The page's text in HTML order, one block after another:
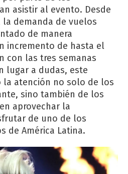
asistir al evento. Desde
demanda de vuelos
de manera
incremento de hasta el
con las tres semanas
lugar a dudas, este
la atención no solo de los
sino también de los
aprovechar la
de uno de los
de América Latina.